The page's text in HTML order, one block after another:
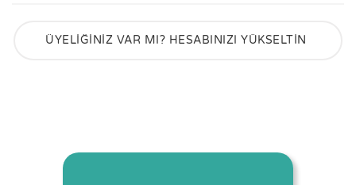
ÜYELİĞİNİZ VAR MI? HESABINIZI YÜKSELTİN